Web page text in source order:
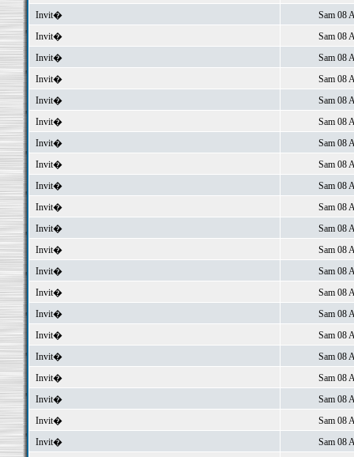
Invit�
Sam 08
Invit�
Sam 08
Invit�
Sam 08
Invit�
Sam 08
Invit�
Sam 08
Invit�
Sam 08
Invit�
Sam 08
Invit�
Sam 08
Invit�
Sam 08
Invit�
Sam 08
Invit�
Sam 08
Invit�
Sam 08
Invit�
Sam 08
Invit�
Sam 08
Invit�
Sam 08
Invit�
Sam 08
Invit�
Sam 08
Invit�
Sam 08
Invit�
Sam 08
Invit�
Sam 08
Invit�
Sam 08